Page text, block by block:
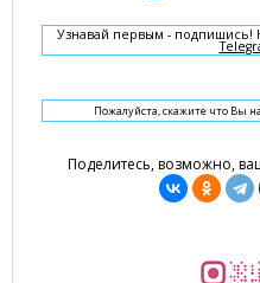
Узнавай первым - подпишись!
Пожалуйста, скажите что Вы
Поделитесь, возможно,